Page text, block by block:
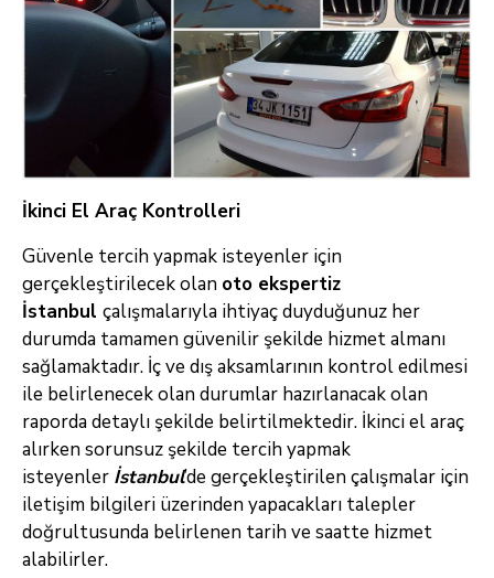
İkinci El Araç Kontrolleri
Güvenle tercih yapmak isteyenler için
gerçekleştirilecek olan oto ekspertiz
İstanbul çalışmalarıyla ihtiyaç duyduğunuz her
durumda tamamen güvenilir şekilde hizmet almanı
sağlamaktadır. İç ve dış aksamlarının kontrol edilmesi
ile belirlenecek olan durumlar hazırlanacak olan
raporda detaylı şekilde belirtilmektedir. İkinci el araç
alırken sorunsuz şekilde tercih yapmak
isteyenler İstanbul’de gerçekleştirilen çalışmalar için
iletişim bilgileri üzerinden yapacakları talepler
doğrultusunda belirlenen tarih ve saatte hizmet
alabilirler.